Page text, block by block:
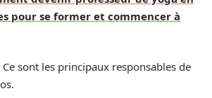
pour se former et commencer à
Ce sont les principaux responsables de